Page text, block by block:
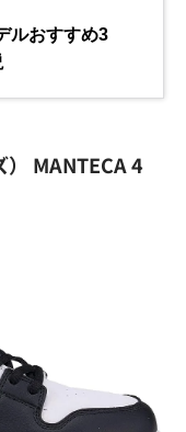
MANTECA 4